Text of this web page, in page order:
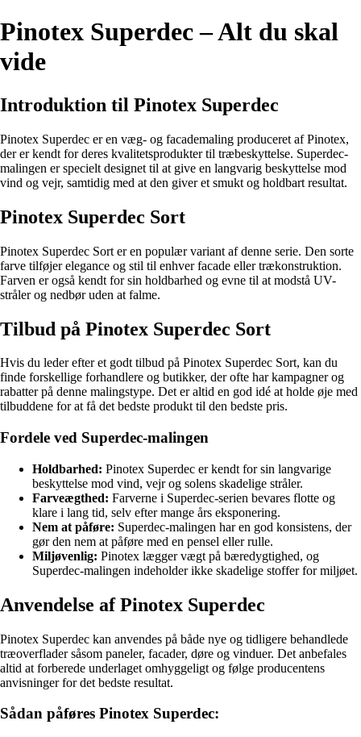
Pinotex Superdec – Alt du skal
vide
Introduktion til Pinotex Superdec
Pinotex Superdec er en væg- og facademaling produceret af Pinotex,
der er kendt for deres kvalitetsprodukter til træbeskyttelse. Superdec-
malingen er specielt designet til at give en langvarig beskyttelse mod
vind og vejr, samtidig med at den giver et smukt og holdbart resultat.
Pinotex Superdec Sort
Pinotex Superdec Sort er en populær variant af denne serie. Den sorte
farve tilføjer elegance og stil til enhver facade eller trækonstruktion.
Farven er også kendt for sin holdbarhed og evne til at modstå UV-
stråler og nedbør uden at falme.
Tilbud på Pinotex Superdec Sort
Hvis du leder efter et godt tilbud på Pinotex Superdec Sort, kan du
finde forskellige forhandlere og butikker, der ofte har kampagner og
rabatter på denne malingstype. Det er altid en god idé at holde øje med
tilbuddene for at få det bedste produkt til den bedste pris.
Fordele ved Superdec-malingen
Holdbarhed: Pinotex Superdec er kendt for sin langvarige
beskyttelse mod vind, vejr og solens skadelige stråler.
Farveægthed: Farverne i Superdec-serien bevares flotte og
klare i lang tid, selv efter mange års eksponering.
Nem at påføre: Superdec-malingen har en god konsistens, der
gør den nem at påføre med en pensel eller rulle.
Miljøvenlig: Pinotex lægger vægt på bæredygtighed, og
Superdec-malingen indeholder ikke skadelige stoffer for miljøet.
Anvendelse af Pinotex Superdec
Pinotex Superdec kan anvendes på både nye og tidligere behandlede
træoverflader såsom paneler, facader, døre og vinduer. Det anbefales
altid at forberede underlaget omhyggeligt og følge producentens
anvisninger for det bedste resultat.
Sådan påføres Pinotex Superdec: